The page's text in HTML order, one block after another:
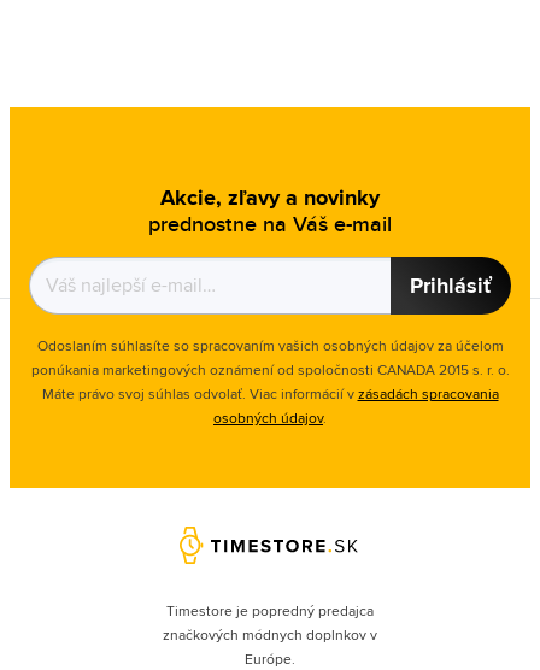
Akcie, zľavy a novinky
prednostne na Váš e-mail
Prihlásiť
Odoslaním súhlasíte so spracovaním vašich osobných údajov za účelom
ponúkania marketingových oznámení od spoločnosti CANADA 2015 s. r. o.
Máte právo svoj súhlas odvolať. Viac informácií vzásadách spracovania
osobných údajov.
Timestore je popredný predajca
značkových módnych doplnkov v
Európe.